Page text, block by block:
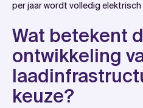
per jaar wordt volledig
Wat betekent
ontwikkeling
keuze?